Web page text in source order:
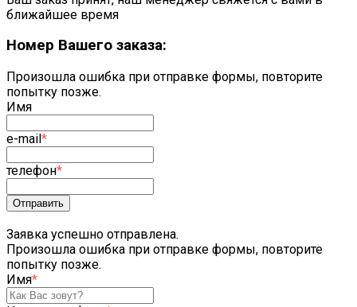
ближайшее время
Номер Вашего заказа:
Произошла ошибка при отправке формы, повторите
попытку позже.
Имя
e-mail*
телефон*
Отправить
Заявка успешно отправлена.
Произошла ошибка при отправке формы, повторите
попытку позже.
Имя*